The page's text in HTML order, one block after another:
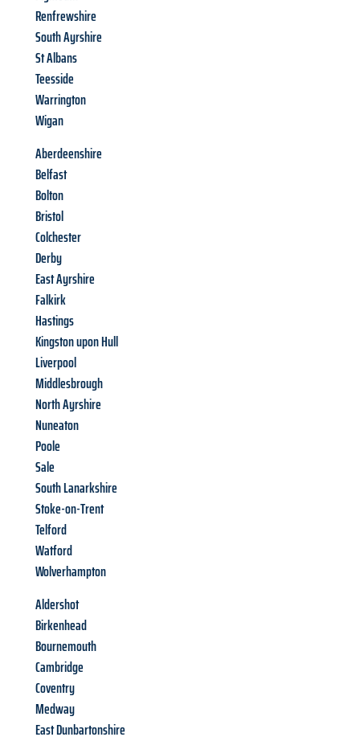
Renfrewshire
South Ayrshire
St Albans
Teesside
Warrington
Wigan
Aberdeenshire
Belfast
Bolton
Bristol
Colchester
Derby
East Ayrshire
Falkirk
Hastings
Kingston upon Hull
Liverpool
Middlesbrough
North Ayrshire
Nuneaton
Poole
Sale
South Lanarkshire
Stoke-on-Trent
Telford
Watford
Wolverhampton
Aldershot
Birkenhead
Bournemouth
Cambridge
Coventry
Medway
East Dunbartonshire